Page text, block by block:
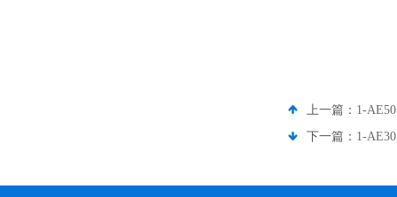
上一篇： 1-
下一篇： 1-